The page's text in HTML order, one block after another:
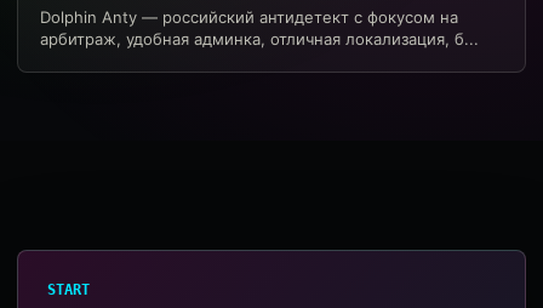
Dolphin Anty — российский антидетект с фокусом на
арбитраж, удобная админка, отличная локализация, б...
START